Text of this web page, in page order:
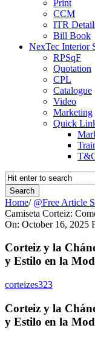
Print
CCM
ITR
Bill Book
NexTec Interior
RPSqF
Quotation
CPL
Catalogue
Video
Marketing
Quick
Home/ @Free Article
Camiseta Corteiz:
Query
Karo
Latest
On: October 16, 2025
Corteiz y la
y Estilo en la
corteizes323
Corteiz y la
y Estilo en la